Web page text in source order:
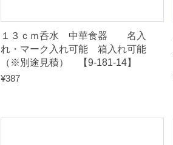
１３ｃｍ呑水 中華食器 名入
れ・マーク入れ可能 箱入れ可能
（※別途見積） 【9-181-14】
¥387